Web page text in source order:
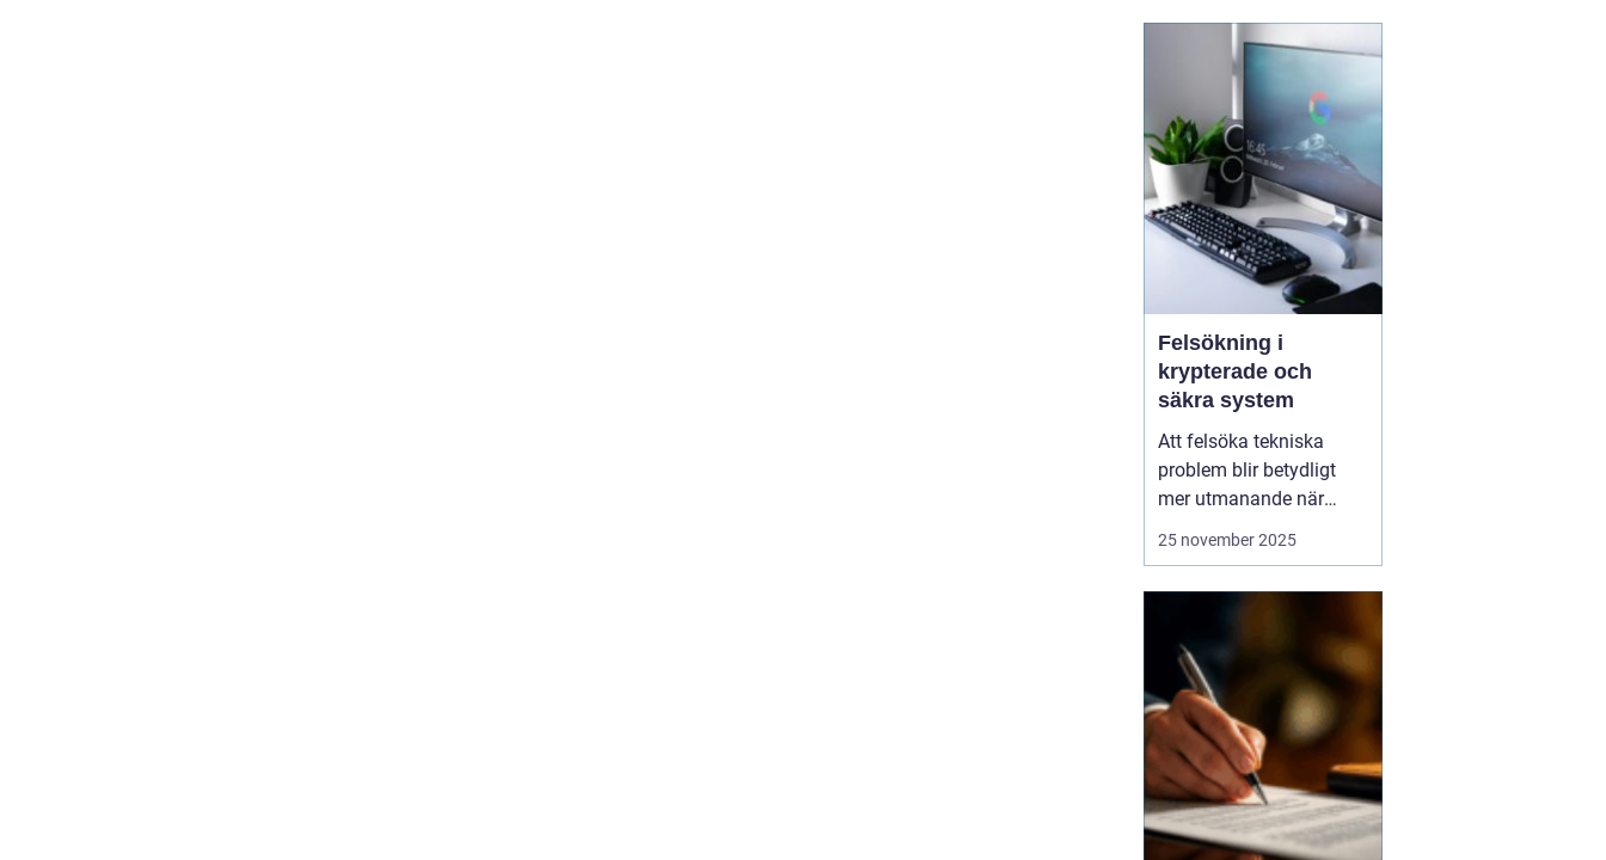
För hotell, campingar,
stugbyar och
semesterboenden är ett
modernt system ofta s...
Felsökning i
krypterade och
säkra system
Att felsöka tekniska
problem blir betydligt
mer utmanande när
system är krypterade
vilket innebär att vanliga
felsökningsmetoder inte
alltid...
25 november 2025